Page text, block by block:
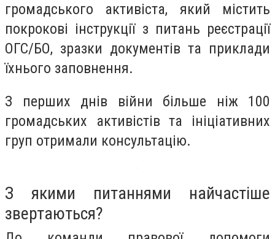
громадського активіста, який містить
покрокові інструкції з питань реєстрації
ОГС/БО, зразки документів та приклади
їхнього заповнення.
З перших днів війни більше ніж 100
громадських активістів та ініціативних
груп отримали консультацію.
З якими питаннями найчастіше
звертаються?